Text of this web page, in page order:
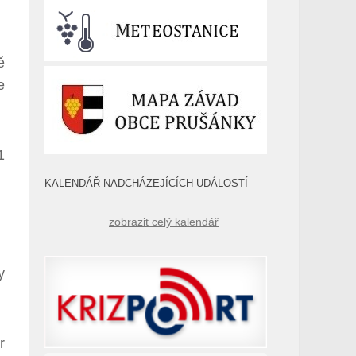
KALENDÁŘ NADCHÁZEJÍCÍCH UDÁLOSTÍ
zobrazit celý kalendář